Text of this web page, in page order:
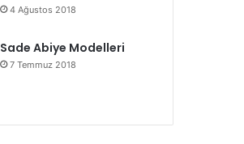
4 Ağustos 2018
Sade Abiye Modelleri
7 Temmuz 2018